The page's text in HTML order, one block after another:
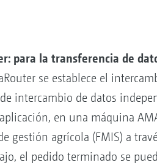
para la transferencia de
se establece el
intercambio de datos
en una máquina
gestión agrícola (FMIS) a
el pedido terminado se